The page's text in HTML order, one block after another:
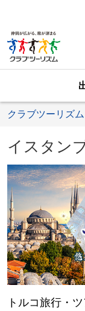
クラブツーリズ
イスタン
トルコ旅行・